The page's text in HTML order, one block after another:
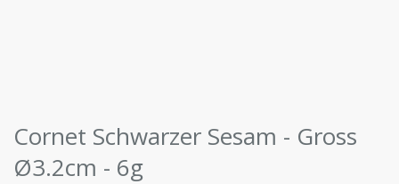
Cornet Schwarzer Sesam - Gross
Ø3.2cm - 6g